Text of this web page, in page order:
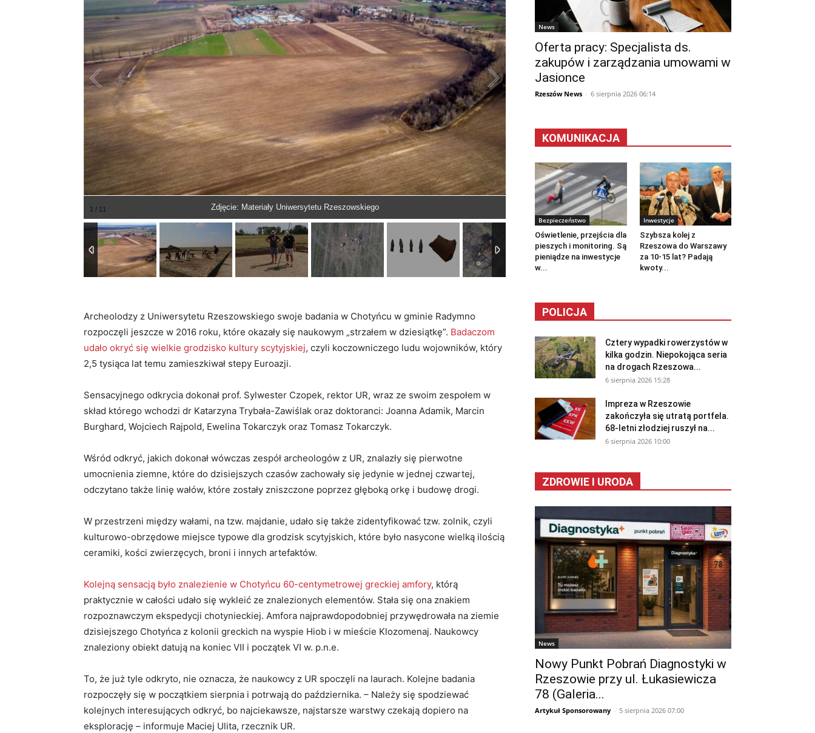
Zdjęcie: Materiały Uniwersytetu Rzeszowskiego
Archeolodzy z Uniwersytetu Rzeszowskiego swoje badania w Chotyńcu w gminie Radymno
rozpoczęli jeszcze w 2016 roku, które okazały się naukowym „strzałem w dziesiątkę”. Badaczom
udało okryć się wielkie grodzisko kultury scytyjskiej, czyli koczowniczego ludu wojowników, który
2,5 tysiąca lat temu zamieszkiwał stepy Euroazji.
Sensacyjnego odkrycia dokonał prof. Sylwester Czopek, rektor UR, wraz ze swoim zespołem w
skład którego wchodzi dr Katarzyna Trybała-Zawiślak oraz doktoranci: Joanna Adamik, Marcin
Burghard, Wojciech Rajpold, Ewelina Tokarczyk oraz Tomasz Tokarczyk.
Wśród odkryć, jakich dokonał wówczas zespół archeologów z UR, znalazły się pierwotne
umocnienia ziemne, które do dzisiejszych czasów zachowały się jedynie w jednej czwartej,
odczytano także linię wałów, które zostały zniszczone poprzez głęboką orkę i budowę drogi.
W przestrzeni między wałami, na tzw. majdanie, udało się także zidentyfikować tzw. zolnik, czyli
kulturowo-obrzędowe miejsce typowe dla grodzisk scytyjskich, które było nasycone wielką ilością
ceramiki, kości zwierzęcych, broni i innych artefaktów.
Kolejną sensacją było znalezienie w Chotyńcu 60-centymetrowej greckiej amfory, którą
praktycznie w całości udało się wykleić ze znalezionych elementów. Stała się ona znakiem
rozpoznawczym ekspedycji chotynieckiej. Amfora najprawdopodobniej przywędrowała na ziemie
dzisiejszego Chotyńca z kolonii greckich na wyspie Hiob i w mieście Klozomenaj. Naukowcy
znaleziony obiekt datują na koniec VII i początek VI w. p.n.e.
To, że już tyle odkryto, nie oznacza, że naukowcy z UR spoczęli na laurach. Kolejne badania
rozpoczęły się w początkiem sierpnia i potrwają do października. – Należy się spodziewać
kolejnych interesujących odkryć, bo najciekawsze, najstarsze warstwy czekają dopiero na
eksplorację – informuje Maciej Ulita, rzecznik UR.
News
Oferta pracy: Specjalista ds.
zakupów i zarządzania umowami w
Jasionce
Rzeszów News - 6 sierpnia 2026 06:14
KOMUNIKACJA
Bezpieczeństwo
Oświetlenie, przejścia dla
pieszych i monitoring. Są
pieniądze na inwestycje
w...
Inwestycje
Szybsza kolej z
Rzeszowa do Warszawy
za 10-15 lat? Padają
kwoty...
POLICJA
Cztery wypadki rowerzystów w
kilka godzin. Niepokojąca seria
na drogach Rzeszowa...
6 sierpnia 2026 15:28
Impreza w Rzeszowie
zakończyła się utratą portfela.
68-letni złodziej ruszył na...
6 sierpnia 2026 10:00
ZDROWIE I URODA
News
Nowy Punkt Pobrań Diagnostyki w
Rzeszowie przy ul. Łukasiewicza
78 (Galeria...
Artykuł Sponsorowany - 5 sierpnia 2026 07:00